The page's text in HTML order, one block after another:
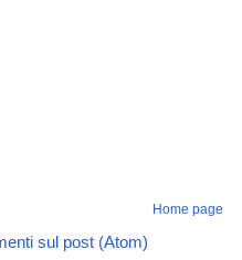
Home page
sul post (Atom)